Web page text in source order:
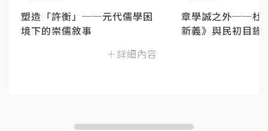
塑造「許衡」──元代儒學困
境下的崇儒敘事
＋詳細內容
章學誠之外──杜
新義》與民初目錄